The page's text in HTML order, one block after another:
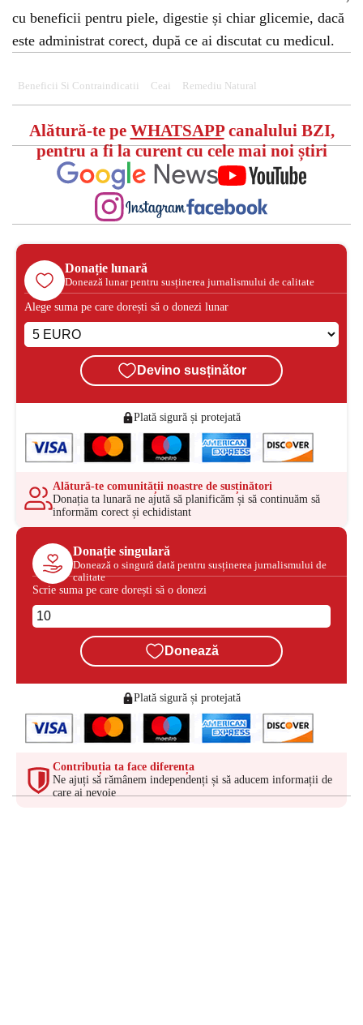
cu beneficii pentru piele, digestie și chiar glicemie, dacă
este administrat corect, după ce ai discutat cu medicul.
Beneficii Si Contraindicatii Ceai Remediu Natural
Alătură-te pe WHATSAPPcanalului BZI,
pentru a fi la curent cu cele mai noi știri
Donație lunară
Donează lunar pentru susținerea jurnalismului de calitate
Alege suma pe care dorești să o donezi lunar
Devino susținător
Plată sigură și protejată
Alătură-te comunității noastre de susținători
Donația ta lunară ne ajută să planificăm și să continuăm să
informăm corect și echidistant
Donație singulară
Donează o singură dată pentru susținerea jurnalismului de
calitate
Scrie suma pe care dorești să o donezi
Donează
Plată sigură și protejată
Contribuția ta face diferența
Ne ajuți să rămânem independenți și să aducem informații de
care ai nevoie